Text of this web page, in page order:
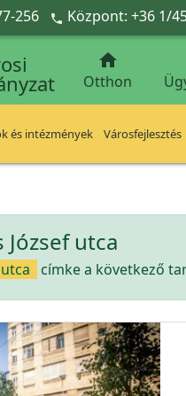
256  Központ: +36 1/

Otthon
és intézmények Városfejlesztés
József utca
címke a következő